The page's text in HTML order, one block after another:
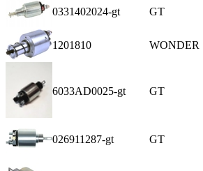
0331402024-gt GT
1201810 WONDER
6033AD0025-gt GT
026911287-gt GT